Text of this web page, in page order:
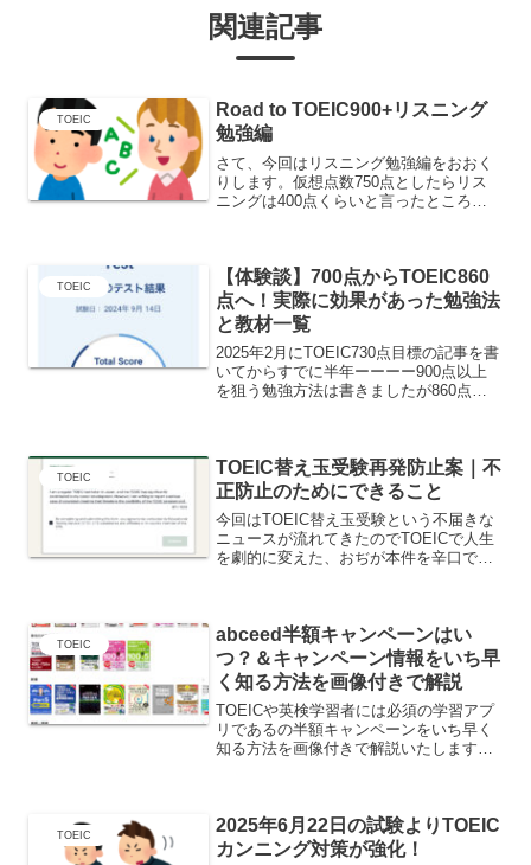
関連記事
TOEIC
Road to TOEIC900+リスニング
勉強編
さて、今回はリスニング勉強編をおおく
りします。仮想点数750点としたらリス
ニングは400点くらいと言ったところで
ませんでした。それ...
TOEIC
【体験談】700点からTOEIC860
点へ！実際に効果があった勉強法
と教材一覧
2025年2月にTOEIC730点目標の記事を書
いてからすでに半年ーーーー900点以上
を狙う勉強方法は書きましたが860点以
3...
TOEIC
TOEIC替え玉受験再発防止案｜不
正防止のためにできること
今回はTOEIC替え玉受験という不届きな
ニュースが流れてきたのでTOEICで人生
を劇的に変えた、おぢが本件を辛口で削
た京大卒業生...
TOEIC
abceed半額キャンペーンはい
つ？＆キャンペーン情報をいち早
く知る方法を画像付きで解説
TOEICや英検学習者には必須の学習アプ
リであるの半額キャンペーンをいち早く
知る方法を画像付きで解説いたします。
年１月１...
TOEIC
2025年6月22日の試験よりTOEIC
カンニング対策が強化！